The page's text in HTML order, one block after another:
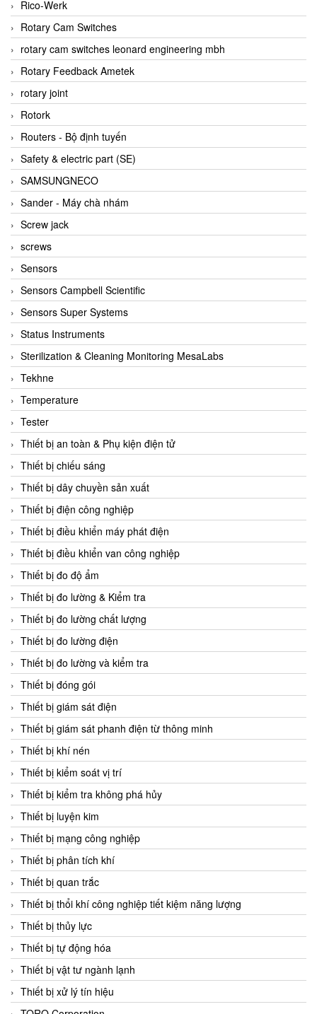
Bopp & Reuther Messtechnik
Bosch
Boydcorp
BRAUN Vietnam
Brinkmann Pumpen
BRONKHORST
Brook Instrument
Brooks Instrument Vietnam
Buhler
BURLING INSTRUMENTS
Burster
BUSCHJOST
Calectro
Campbell Scientific
Canneed Vietnam
Cantoni
CAPS
CAREL Parts
CCS
CD Automation
CEAG Sicherheitst
CEIA Vietnam
Celduc Vietnam
Cemb
Centec GmbH
CEQUBE
CHAUVIN ARNOUX
Checkline
Chino
Chiyoda Seiki
Chiyoda-Tsusho
Chongqing Huaneng
Chromalox
ChuanYi
CIC
Clage
Clake Fololo
Clark Cooper
CMC Ventilazione
Coax Valves Inc
Codel
Cofimco
Coltraco
Comat Releco
Comax
COMETECH VietNam
Rico-Werk
Rotary Cam Switches
rotary cam switches leonard engineering mbh
Rotary Feedback Ametek
rotary joint
Rotork
Routers - Bộ định tuyến
Safety & electric part (SE)
SAMSUNGNECO
Sander - Máy chà nhám
Screw jack
screws
Sensors
Sensors Campbell Scientific
Sensors Super Systems
Status Instruments
Sterilization & Cleaning Monitoring MesaLabs
Tekhne
Temperature
Tester
Thiết bị an toàn & Phụ kiện điện tử
Thiết bị chiếu sáng
Thiết bị dây chuyền sản xuất
Thiết bị điện công nghiệp
Thiết bị điều khiển máy phát điện
Thiết bị điều khiển van công nghiệp
Thiết bị đo độ ẩm
Thiết bị đo lường & Kiểm tra
Thiết bị đo lường chất lượng
Thiết bị đo lường điện
Thiết bị đo lường và kiểm tra
Thiết bị đóng gói
Thiết bị giám sát điện
Thiết bị giám sát phanh điện từ thông minh
Thiết bị khí nén
Thiết bị kiểm soát vị trí
Thiết bị kiểm tra không phá hủy
Thiết bị luyện kim
Thiết bị mạng công nghiệp
Thiết bị phân tích khí
Thiết bị quan trắc
Thiết bị thổi khí công nghiệp tiết kiệm năng lượng
Thiết bị thủy lực
Thiết bị tự động hóa
Thiết bị vật tư ngành lạnh
Thiết bị xử lý tín hiệu